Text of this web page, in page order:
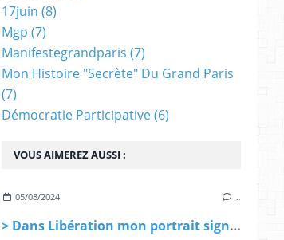
VOUS AIMEREZ AUSSI :
05/08/2024 …
> Dans Libération mon portrait signé Sibylle Vincendon: Pierre Mansat, le métropolitain
17juin (8)
Mgp (7)
Manifestegrandparis (7)
Mon Histoire "secrète" Du Grand Paris
(7)
Démocratie Participative(6)